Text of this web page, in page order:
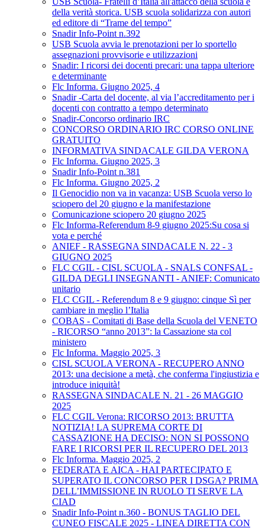
della verità storica. USB scuola solidarizza con autori
ed editore di “Trame del tempo”
Snadir Info-Point n.392
USB Scuola avvia le prenotazioni per lo sportello
assegnazioni provvisorie e utilizzazioni
Snadir: I ricorsi dei docenti precari: una tappa ulteriore
e determinante
Flc Informa. Giugno 2025, 4
Snadir -Carta del docente, al via l’accreditamento per i
docenti con contratto a tempo determinato
Snadir-Concorso ordinario IRC
CONCORSO ORDINARIO IRC CORSO ONLINE
GRATUITO
INFORMATIVA SINDACALE GILDA VERONA
Flc Informa. Giugno 2025, 3
Snadir Info-Point n.381
Flc Informa. Giugno 2025, 2
Il Genocidio non va in vacanza: USB Scuola verso lo
sciopero del 20 giugno e la manifestazione
Comunicazione sciopero 20 giugno 2025
Flc Informa-Referendum 8-9 giugno 2025:Su cosa si
vota e perché
ANIEF - RASSEGNA SINDACALE N. 22 - 3
GIUGNO 2025
FLC CGIL - CISL SCUOLA - SNALS CONFSAL -
GILDA DEGLI INSEGNANTI - ANIEF: Comunicato
unitario
FLC CGIL - Referendum 8 e 9 giugno: cinque Sì per
cambiare in meglio l’Italia
COBAS - Comitati di Base della Scuola del VENETO
- RICORSO “anno 2013”: la Cassazione sta col
ministero
Flc Informa. Maggio 2025, 3
CISL SCUOLA VERONA - RECUPERO ANNO
2013: una decisione a metà, che conferma l'ingiustizia e
introduce iniquità!
RASSEGNA SINDACALE N. 21 - 26 MAGGIO
2025
FLC CGIL Verona: RICORSO 2013: BRUTTA
NOTIZIA! LA SUPREMA CORTE DI
CASSAZIONE HA DECISO: NON SI POSSONO
FARE I RICORSI PER IL RECUPERO DEL 2013
Flc Informa. Maggio 2025, 2
FEDERATA E AICA - HAI PARTECIPATO E
SUPERATO IL CONCORSO PER I DSGA? PRIMA
DELL’IMMISSIONE IN RUOLO TI SERVE LA
CIAD
Snadir Info-Point n.360 - BONUS TAGLIO DEL
CUNEO FISCALE 2025 - LINEA DIRETTA CON